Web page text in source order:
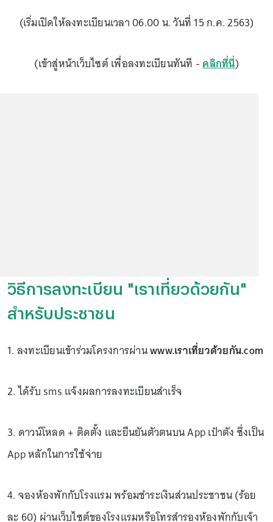
(เริ่มเปิดให้ลงทะเบียนเวลา 06.00 น. วันที่ 15 ก.ค. 2563)
(เข้าสู่หน้าเว็บไซต์ เพื่อลงทะเบียนทันที -คลิกที่นี่)
วิธีการลงทะเบียน "เราเที่ยวด้วยกัน"
สำหรับประชาชน
1. ลงทะเบียนเข้าร่วมโครงการผ่านwww.เราเที่ยวด้วยกัน.com
2. ได้รับ sms แจ้งผลการลงทะเบียนสำเร็จ
3. ดาวน์โหลด + ติดตั้ง และยืนยันตัวตนบน App เป๋าตัง ซึ่งเป็น
App หลักในการใช้จ่าย
4. จองห้องพักกับโรงแรม พร้อมชำระเงินส่วนประชาชน (ร้อย
ละ 60) ผ่านเว็บไซต์ของโรงแรมหรือโทรสำรองห้องพักกับเจ้า